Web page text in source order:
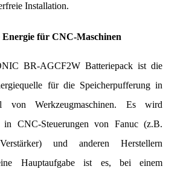
Installation.
Energie für CNC-Maschinen
BR-AGCF2W Batteriepack ist die
für die Speicherpufferung in
von Werkzeugmaschinen. Es wird
in CNC-Steuerungen von Fanuc (z.B.
und anderen Herstellern
Hauptaufgabe ist es, bei einem